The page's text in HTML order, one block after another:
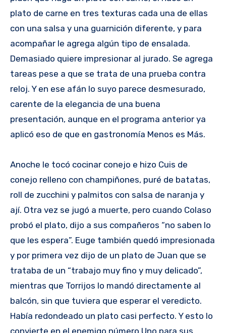
plato de carne en tres texturas cada una de ellas
con una salsa y una guarnición diferente, y para
acompañar le agrega algún tipo de ensalada.
Demasiado quiere impresionar al jurado. Se agrega
tareas pese a que se trata de una prueba contra
reloj. Y en ese afán lo suyo parece desmesurado,
carente de la elegancia de una buena
presentación, aunque en el programa anterior ya
aplicó eso de que en gastronomía Menos es Más.
Anoche le tocó cocinar conejo e hizo Cuis de
conejo relleno con champiñones, puré de batatas,
roll de zucchini y palmitos con salsa de naranja y
ají. Otra vez se jugó a muerte, pero cuando Colaso
probó el plato, dijo a sus compañeros “no saben lo
que les espera”. Euge también quedó impresionada
y por primera vez dijo de un plato de Juan que se
trataba de un “trabajo muy fino y muy delicado”,
mientras que Torrijos lo mandó directamente al
balcón, sin que tuviera que esperar el veredicto.
Había redondeado un plato casi perfecto. Y esto lo